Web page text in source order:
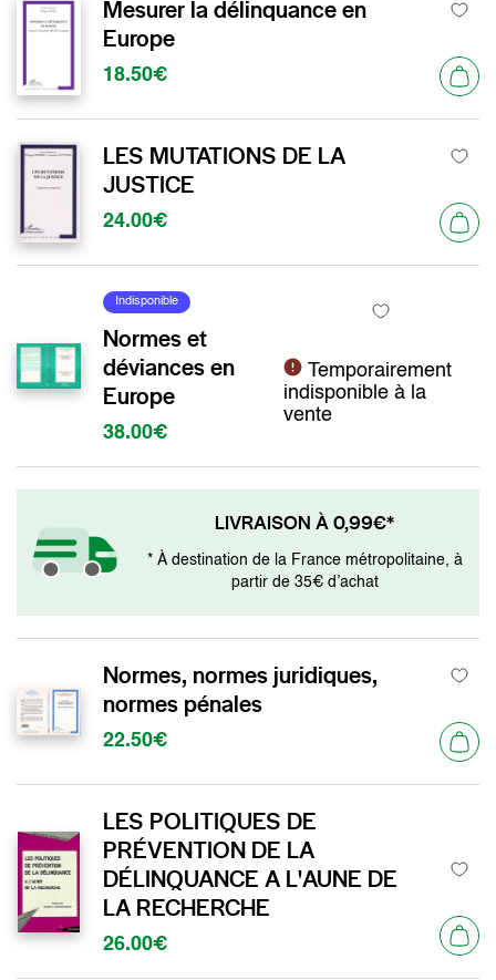
Mesurer la délinquance en
Europe
18.50€
LES MUTATIONS DE LA
JUSTICE
24.00€
Indisponible
Normes et
déviances en
Europe
38.00€
Temporairement
indisponible à la
vente
LIVRAISON À 0,99€*
* À destination de la France métropolitaine, à
partir de 35€ d’achat
Normes, normes juridiques,
normes pénales
22.50€
LES POLITIQUES DE
PRÉVENTION DE LA
DÉLINQUANCE A L'AUNE DE
LA RECHERCHE
26.00€